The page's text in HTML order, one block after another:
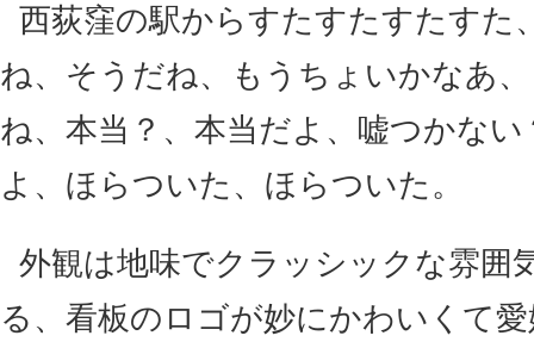
西荻窪の駅からすたすたすたすた
ね、そうだね、もうちょいかなあ
ね、本当？、本当だよ、嘘つかな
よ、ほらついた、ほらついた。
外観は地味でクラッシックな雰囲
る、看板のロゴが妙にかわいくて